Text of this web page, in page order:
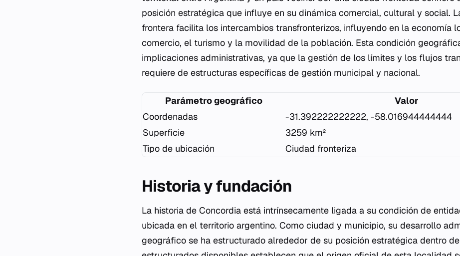
posición estratégica que influye en su dinámica comercial, cultural y social.
frontera facilita los intercambios transfronterizos, influyendo en la economía
comercio, el turismo y la movilidad de la población. Esta condición
implicaciones administrativas, ya que la gestión de los límites y los flujos
requiere de estructuras específicas de gestión municipal y nacional.
Parámetro geográfico
Valor
Coordenadas
-31.392222222222, -58.016944444444
Superficie
3259 km²
Tipo de ubicación
Ciudad fronteriza
Historia y fundación
La historia de Concordia está intrínsecamente ligada a su condición de
ubicada en el territorio argentino. Como ciudad y municipio, su desarrollo
geográfico se ha estructurado alrededor de su posición estratégica dentro